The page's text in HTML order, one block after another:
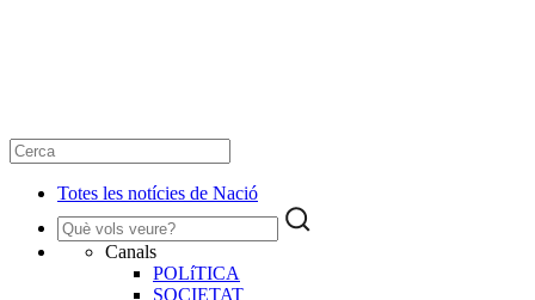
Totes les notícies de Nació
Canals
POLíTICA
SOCIETAT